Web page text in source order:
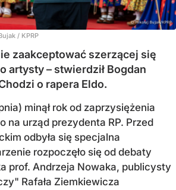
/ KPRP
zaakceptować szerzącej się
artysty – stwierdził Bogdan
o rapera Eldo.
minął rok od zaprzysiężenia
na urząd prezydenta RP. Przed
odbyła się specjalna
rozpoczęło się od debaty
prof. Andrzeja Nowaka, publicysty
Rafała Ziemkiewicza